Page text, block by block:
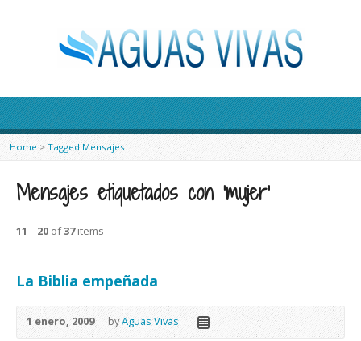
Home > Tagged Mensajes
Mensajes etiquetados con ‘mujer’
11 – 20 of37items
La Biblia empeñada
1 enero, 2009 byAguas Vivas